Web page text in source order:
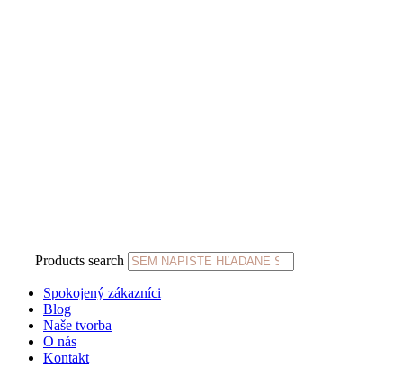
Products search
Spokojený zákazníci
Blog
Naše tvorba
O nás
Kontakt